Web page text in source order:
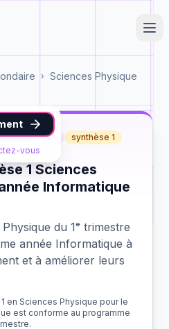
› Sciences Physique
vous
Informatique synthèse 1
1 Sciences
Informatique
du 1ᵉ trimestre
année Informatique à
et à améliorer leurs
en Sciences Physique pour le
est conforme au programme